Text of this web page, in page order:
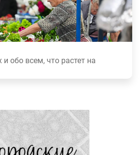
и обо всем, что растет на